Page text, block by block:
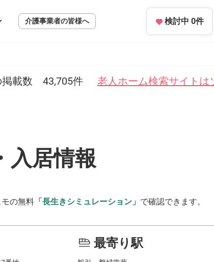
介護事業者の皆様へ 検討中 0件
掲載数 43,705件 老人ホーム検索サイトは
入居情報
の無料 「長生きシミュレーション」 で確認できます。
最寄り駅